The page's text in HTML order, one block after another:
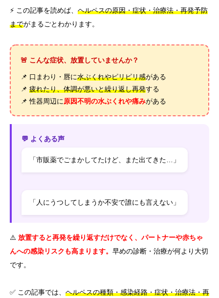
⚡ この記事を読めば、 ヘルペスの原因・症状・治療法・再発予防
までがまるごとわかります。
🚨 こんな症状、放置していませんか？
📌 口まわり・唇に水ぶくれやピリピリ感がある
📌 疲れたり、体調が悪いと繰り返し再発する
📌 性器周辺に原因不明の水ぶくれや痛みがある
💬 よくある声
「市販薬でごまかしてたけど、また出てきた…」
「人にうつしてしまうか不安で誰にも言えない」
⚠️ 放置すると再発を繰り返すだけでなく、パートナーや赤ちゃ
んへの感染リスクも高まります。 早めの診断・治療が何より大切
です。
✅ この記事では、 ヘルペスの種類・感染経路・症状・治療法・再